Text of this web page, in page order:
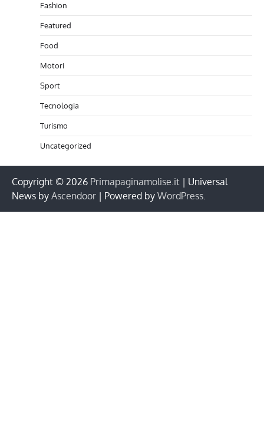
Fashion
Featured
Food
Motori
Sport
Tecnologia
Turismo
Uncategorized
Copyright © 2026 Primapaginamolise.it | Universal
News by Ascendoor | Powered by WordPress.